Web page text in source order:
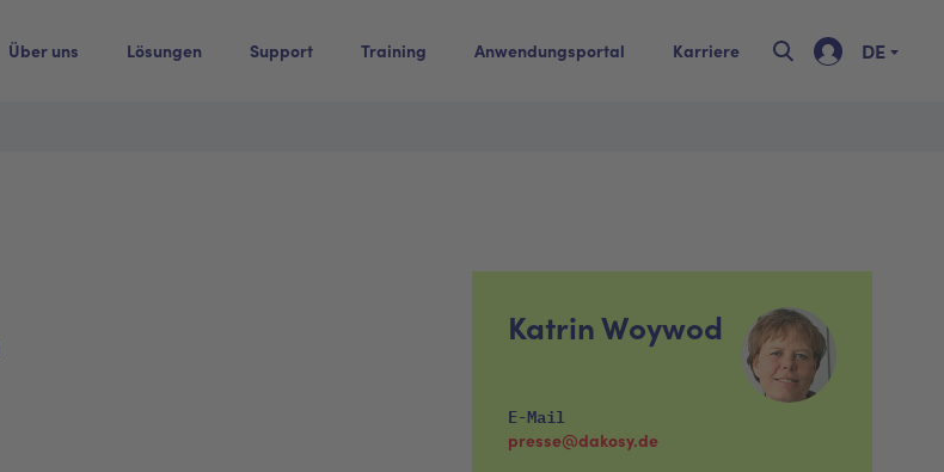
DE
Über uns Lösungen Support Training Anwendungsportal Karriere
Katrin Woywod
E-Mail
presse@dakosy.de